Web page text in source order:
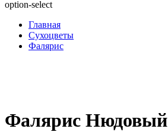
option-select
Главная
Сухоцветы
Фалярис
Фалярис Нюдовый